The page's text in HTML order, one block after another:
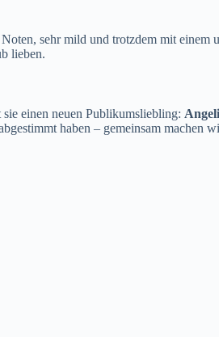
sehr mild und trotzdem mit einem
lieben.
einen neuen Publikumsliebling:
haben – gemeinsam machen